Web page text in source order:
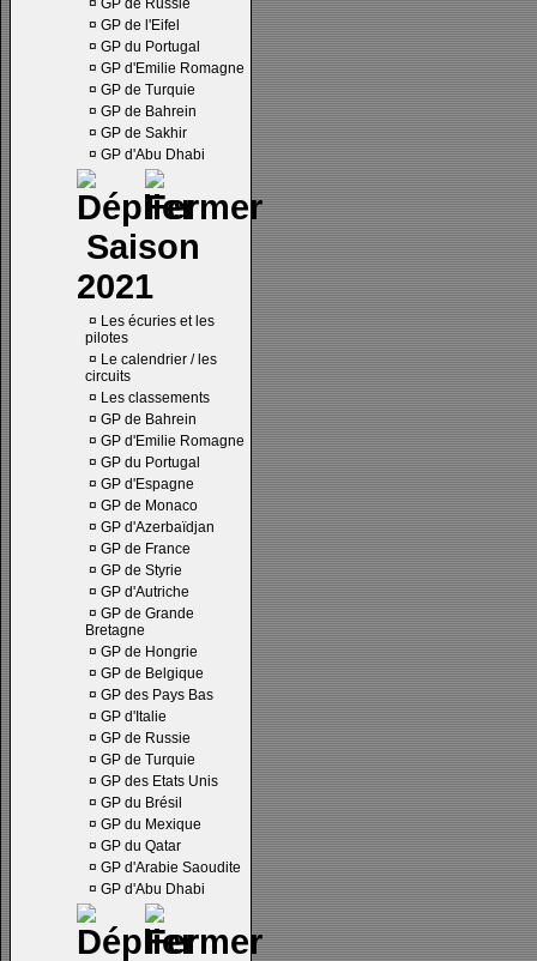
¤ GP de Russie
¤ GP de l'Eifel
¤ GP du Portugal
¤ GP d'Emilie Romagne
¤ GP de Turquie
¤ GP de Bahrein
¤ GP de Sakhir
¤ GP d'Abu Dhabi
Saison
2021
¤ Les écuries et les
pilotes
¤ Le calendrier / les
circuits
¤ Les classements
¤ GP de Bahrein
¤ GP d'Emilie Romagne
¤ GP du Portugal
¤ GP d'Espagne
¤ GP de Monaco
¤ GP d'Azerbaïdjan
¤ GP de France
¤ GP de Styrie
¤ GP d'Autriche
¤ GP de Grande
Bretagne
¤ GP de Hongrie
¤ GP de Belgique
¤ GP des Pays Bas
¤ GP d'Italie
¤ GP de Russie
¤ GP de Turquie
¤ GP des Etats Unis
¤ GP du Brésil
¤ GP du Mexique
¤ GP du Qatar
¤ GP d'Arabie Saoudite
¤ GP d'Abu Dhabi